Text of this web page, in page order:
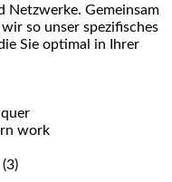
Netzwerke. Gemeinsam
so unser spezifisches
Sie optimal in Ihrer